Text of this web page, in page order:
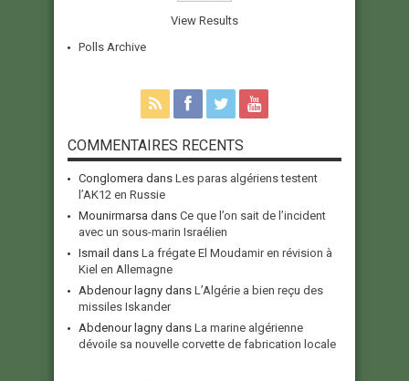
View Results
Polls Archive
COMMENTAIRES RECENTS
Conglomera dans Les paras algériens testent
l’AK12 en Russie
Mounirmarsa dans Ce que l’on sait de l’incident
avec un sous-marin Israélien
Ismail dans La frégate El Moudamir en révision à
Kiel en Allemagne
Abdenour lagny dans L’Algérie a bien reçu des
missiles Iskander
Abdenour lagny dans La marine algérienne
dévoile sa nouvelle corvette de fabrication locale